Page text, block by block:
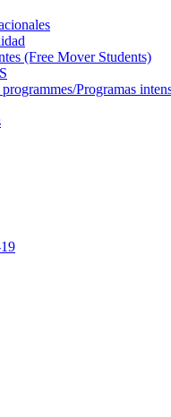
(Free Mover Students)
Programas